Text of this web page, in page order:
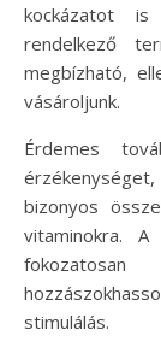
kockázatot is
rendelkező
megbízható,
vásároljunk.
Érdemes
bizonyos
vitaminokra.
stimulálás.